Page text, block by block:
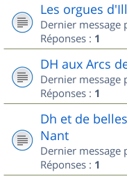
Les orgues
Dernier message
Réponses : 1
DH aux Arcs
Dernier message
Réponses : 1
Dh et de
Nant
Dernier message
Réponses : 1